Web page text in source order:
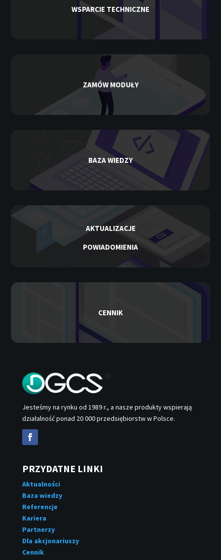
WSPARCIE TECHNICZNE
ZAMÓW MODUŁY
BAZA WIEDZY
AKTUALIZACJE
POWIADOMIENIA
CENNIK
Jesteśmy na rynku od 1989 r., a nasze produkty wspierają
działalność ponad 20 000 przedsiębiorstw w Polsce.
PRZYDATNE LINKI
Aktualności
Baza wiedzy
Referencje
Kariera
Partnerzy
Dla akcjonariuszy
Cennik